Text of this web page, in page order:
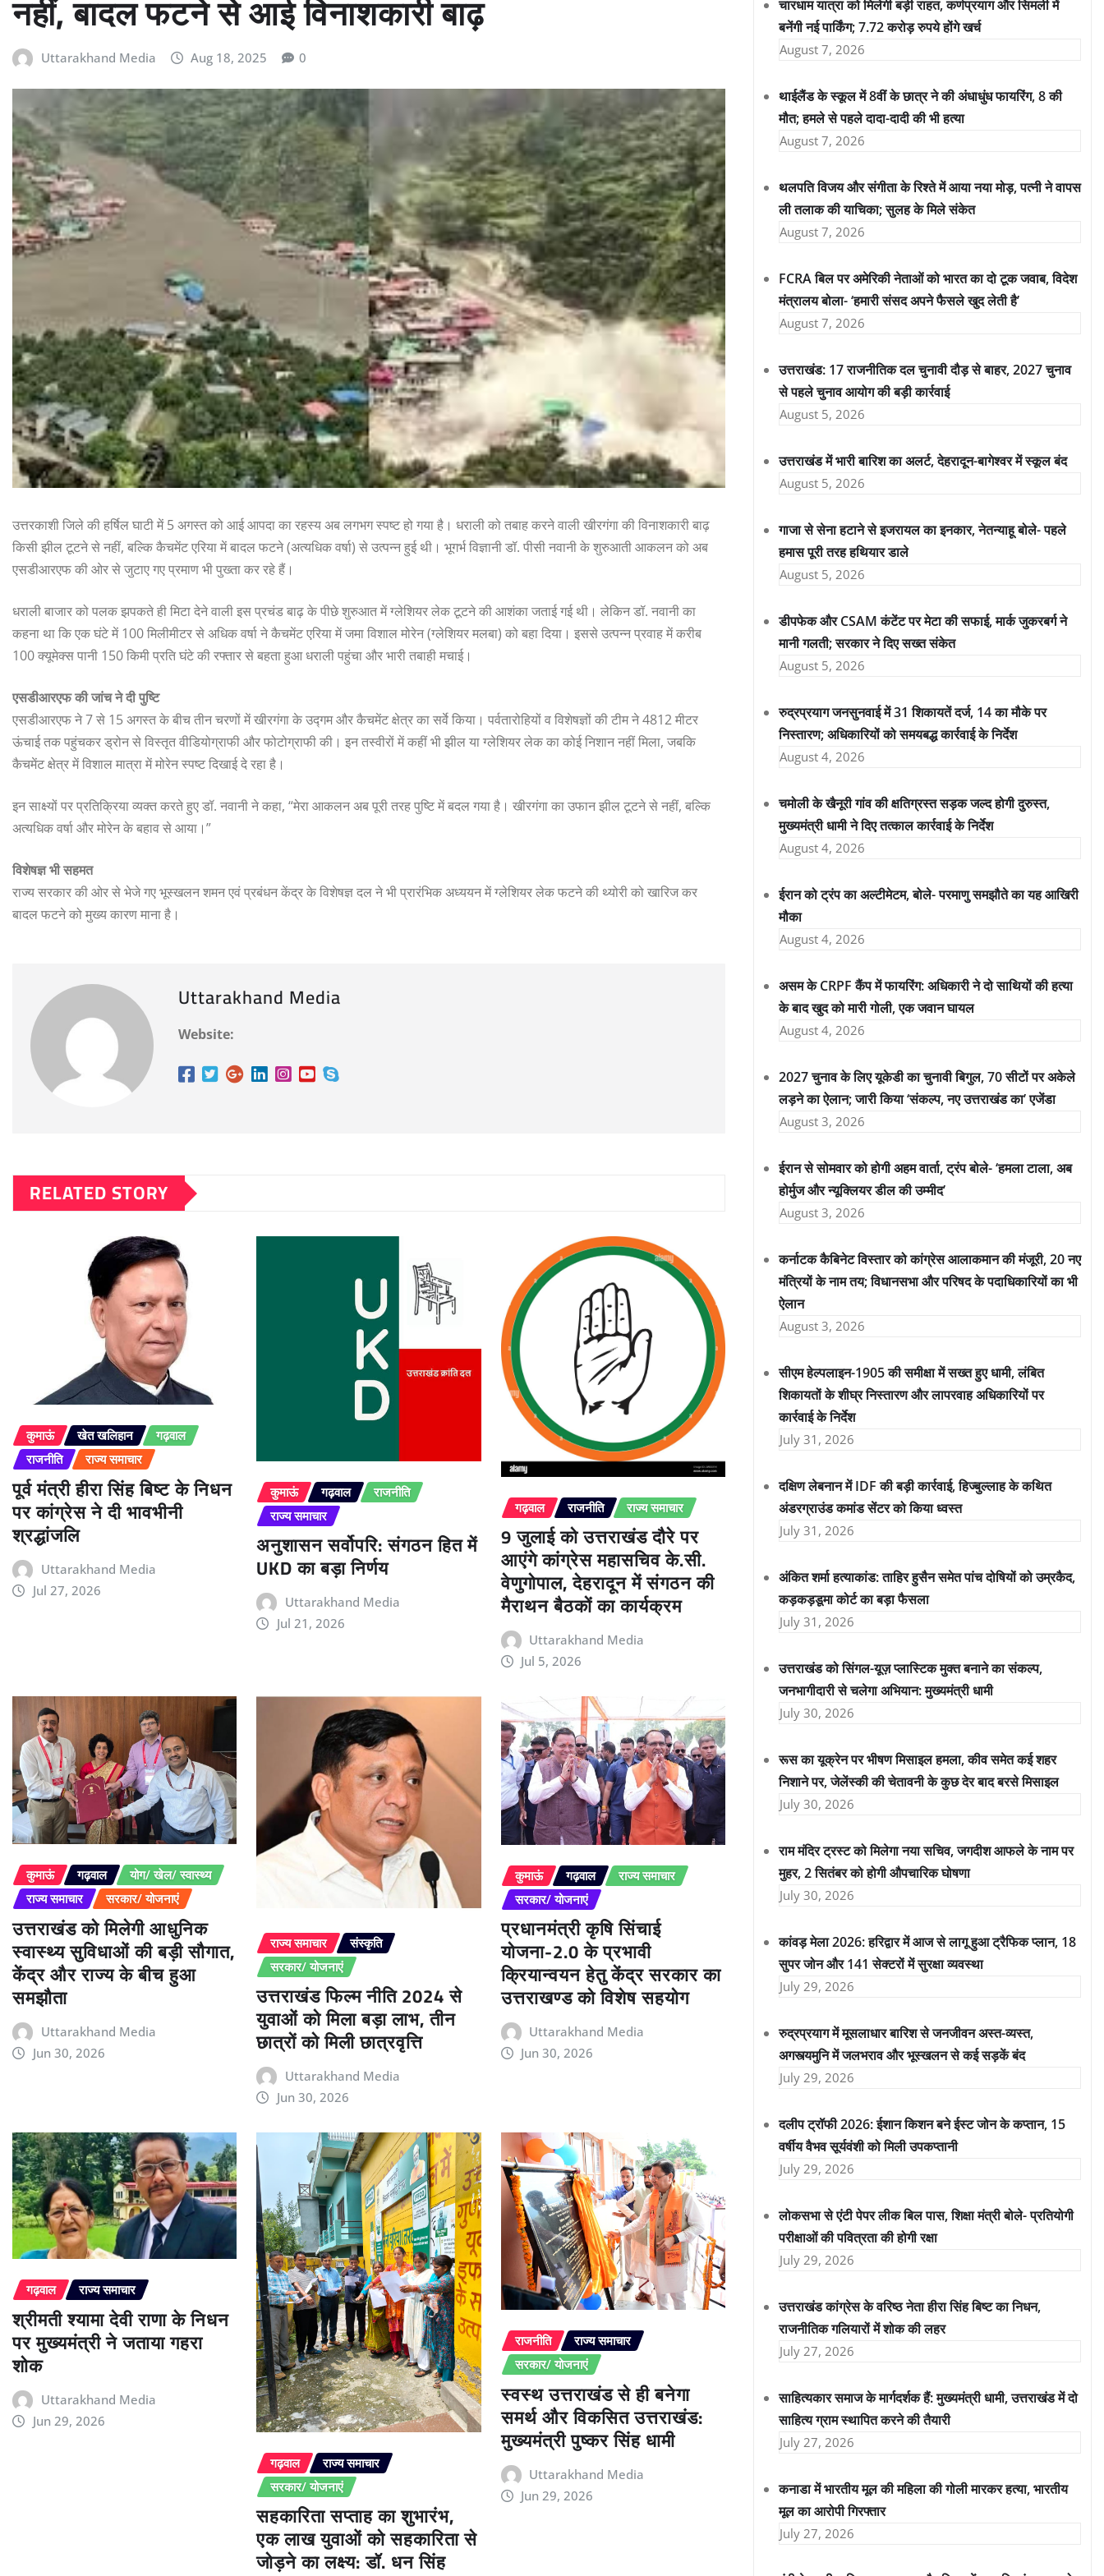
नहीं, बादल फटने से आई विनाशकारी बाढ़
Uttarakhand Media Aug 18, 2025 0
उत्तरकाशी जिले की हर्षिल घाटी में 5 अगस्त को आई आपदा का रहस्य अब लगभग स्पष्ट हो गया है। धराली को तबाह करने वाली खीरगंगा की विनाशकारी बाढ़
किसी झील टूटने से नहीं, बल्कि कैचमेंट एरिया में बादल फटने (अत्यधिक वर्षा) से उत्पन्न हुई थी। भूगर्भ विज्ञानी डॉ. पीसी नवानी के शुरुआती आकलन को अब
एसडीआरएफ की ओर से जुटाए गए प्रमाण भी पुख्ता कर रहे हैं।
धराली बाजार को पलक झपकते ही मिटा देने वाली इस प्रचंड बाढ़ के पीछे शुरुआत में ग्लेशियर लेक टूटने की आशंका जताई गई थी। लेकिन डॉ. नवानी का
कहना था कि एक घंटे में 100 मिलीमीटर से अधिक वर्षा ने कैचमेंट एरिया में जमा विशाल मोरेन (ग्लेशियर मलबा) को बहा दिया। इससे उत्पन्न प्रवाह में करीब
100 क्यूमेक्स पानी 150 किमी प्रति घंटे की रफ्तार से बहता हुआ धराली पहुंचा और भारी तबाही मचाई।
एसडीआरएफ की जांच ने दी पुष्टि
एसडीआरएफ ने 7 से 15 अगस्त के बीच तीन चरणों में खीरगंगा के उद्गम और कैचमेंट क्षेत्र का सर्वे किया। पर्वतारोहियों व विशेषज्ञों की टीम ने 4812 मीटर
ऊंचाई तक पहुंचकर ड्रोन से विस्तृत वीडियोग्राफी और फोटोग्राफी की। इन तस्वीरों में कहीं भी झील या ग्लेशियर लेक का कोई निशान नहीं मिला, जबकि
कैचमेंट क्षेत्र में विशाल मात्रा में मोरेन स्पष्ट दिखाई दे रहा है।
इन साक्ष्यों पर प्रतिक्रिया व्यक्त करते हुए डॉ. नवानी ने कहा, “मेरा आकलन अब पूरी तरह पुष्टि में बदल गया है। खीरगंगा का उफान झील टूटने से नहीं, बल्कि
अत्यधिक वर्षा और मोरेन के बहाव से आया।”
विशेषज्ञ भी सहमत
राज्य सरकार की ओर से भेजे गए भूस्खलन शमन एवं प्रबंधन केंद्र के विशेषज्ञ दल ने भी प्रारंभिक अध्ययन में ग्लेशियर लेक फटने की थ्योरी को खारिज कर
बादल फटने को मुख्य कारण माना है।
Uttarakhand Media
Website:
RELATED STORY
कुमाऊं खेत खलिहान
गढ़वाल
राजनीति
राज्य समाचार
पूर्व मंत्री हीरा सिंह बिष्ट के निधन
पर कांग्रेस ने दी भावभीनी
श्रद्धांजलि
Uttarakhand Media
Jul 27, 2026
कुमाऊं गढ़वाल
राजनीति
राज्य समाचार
अनुशासन सर्वोपरि: संगठन हित में
UKD का बड़ा निर्णय
Uttarakhand Media
Jul 21, 2026
गढ़वाल राजनीति राज्य समाचार
9 जुलाई को उत्तराखंड दौरे पर
आएंगे कांग्रेस महासचिव के.सी.
वेणुगोपाल, देहरादून में संगठन की
मैराथन बैठकों का कार्यक्रम
Uttarakhand Media
Jul 5, 2026
कुमाऊं गढ़वाल
योग/ खेल/ स्वास्थ्य
राज्य समाचार
सरकार/ योजनाएं
उत्तराखंड को मिलेगी आधुनिक
स्वास्थ्य सुविधाओं की बड़ी सौगात,
केंद्र और राज्य के बीच हुआ
समझौता
Uttarakhand Media
Jun 30, 2026
राज्य समाचार
संस्कृति
सरकार/ योजनाएं
उत्तराखंड फिल्म नीति 2024 से
युवाओं को मिला बड़ा लाभ, तीन
छात्रों को मिली छात्रवृत्ति
Uttarakhand Media
Jun 30, 2026
कुमाऊं गढ़वाल
राज्य समाचार
सरकार/ योजनाएं
प्रधानमंत्री कृषि सिंचाई
योजना-2.0 के प्रभावी
क्रियान्वयन हेतु केंद्र सरकार का
उत्तराखण्ड को विशेष सहयोग
Uttarakhand Media
Jun 30, 2026
गढ़वाल राज्य समाचार
श्रीमती श्यामा देवी राणा के निधन
पर मुख्यमंत्री ने जताया गहरा
शोक
Uttarakhand Media
Jun 29, 2026
गढ़वाल
राज्य समाचार
सरकार/ योजनाएं
सहकारिता सप्ताह का शुभारंभ,
एक लाख युवाओं को सहकारिता से
जोड़ने का लक्ष्य: डॉ. धन सिंह
राजनीति
राज्य समाचार
सरकार/ योजनाएं
स्वस्थ उत्तराखंड से ही बनेगा
समर्थ और विकसित उत्तराखंड:
मुख्यमंत्री पुष्कर सिंह धामी
Uttarakhand Media
Jun 29, 2026
चारधाम यात्रा को मिलेगी बड़ी राहत, कर्णप्रयाग और सिमली में
बनेंगी नई पार्किंग; 7.72 करोड़ रुपये होंगे खर्च
August 7, 2026
थाईलैंड के स्कूल में 8वीं के छात्र ने की अंधाधुंध फायरिंग, 8 की
मौत; हमले से पहले दादा-दादी की भी हत्या
August 7, 2026
थलपति विजय और संगीता के रिश्ते में आया नया मोड़, पत्नी ने वापस
ली तलाक की याचिका; सुलह के मिले संकेत
August 7, 2026
FCRA बिल पर अमेरिकी नेताओं को भारत का दो टूक जवाब, विदेश
मंत्रालय बोला- ‘हमारी संसद अपने फैसले खुद लेती है’
August 7, 2026
उत्तराखंड: 17 राजनीतिक दल चुनावी दौड़ से बाहर, 2027 चुनाव
से पहले चुनाव आयोग की बड़ी कार्रवाई
August 5, 2026
उत्तराखंड में भारी बारिश का अलर्ट, देहरादून-बागेश्वर में स्कूल बंद
August 5, 2026
गाजा से सेना हटाने से इजरायल का इनकार, नेतन्याहू बोले- पहले
हमास पूरी तरह हथियार डाले
August 5, 2026
डीपफेक और CSAM कंटेंट पर मेटा की सफाई, मार्क जुकरबर्ग ने
मानी गलती; सरकार ने दिए सख्त संकेत
August 5, 2026
रुद्रप्रयाग जनसुनवाई में 31 शिकायतें दर्ज, 14 का मौके पर
निस्तारण; अधिकारियों को समयबद्ध कार्रवाई के निर्देश
August 4, 2026
चमोली के खैनूरी गांव की क्षतिग्रस्त सड़क जल्द होगी दुरुस्त,
मुख्यमंत्री धामी ने दिए तत्काल कार्रवाई के निर्देश
August 4, 2026
ईरान को ट्रंप का अल्टीमेटम, बोले- परमाणु समझौते का यह आखिरी
मौका
August 4, 2026
असम के CRPF कैंप में फायरिंग: अधिकारी ने दो साथियों की हत्या
के बाद खुद को मारी गोली, एक जवान घायल
August 4, 2026
2027 चुनाव के लिए यूकेडी का चुनावी बिगुल, 70 सीटों पर अकेले
लड़ने का ऐलान; जारी किया ‘संकल्प, नए उत्तराखंड का’ एजेंडा
August 3, 2026
ईरान से सोमवार को होगी अहम वार्ता, ट्रंप बोले- ‘हमला टाला, अब
होर्मुज और न्यूक्लियर डील की उम्मीद’
August 3, 2026
कर्नाटक कैबिनेट विस्तार को कांग्रेस आलाकमान की मंजूरी, 20 नए
मंत्रियों के नाम तय; विधानसभा और परिषद के पदाधिकारियों का भी
ऐलान
August 3, 2026
सीएम हेल्पलाइन-1905 की समीक्षा में सख्त हुए धामी, लंबित
शिकायतों के शीघ्र निस्तारण और लापरवाह अधिकारियों पर
कार्रवाई के निर्देश
July 31, 2026
दक्षिण लेबनान में IDF की बड़ी कार्रवाई, हिज्बुल्लाह के कथित
अंडरग्राउंड कमांड सेंटर को किया ध्वस्त
July 31, 2026
अंकित शर्मा हत्याकांड: ताहिर हुसैन समेत पांच दोषियों को उम्रकैद,
कड़कड़डूमा कोर्ट का बड़ा फैसला
July 31, 2026
उत्तराखंड को सिंगल-यूज़ प्लास्टिक मुक्त बनाने का संकल्प,
जनभागीदारी से चलेगा अभियान: मुख्यमंत्री धामी
July 30, 2026
रूस का यूक्रेन पर भीषण मिसाइल हमला, कीव समेत कई शहर
निशाने पर, जेलेंस्की की चेतावनी के कुछ देर बाद बरसे मिसाइल
July 30, 2026
राम मंदिर ट्रस्ट को मिलेगा नया सचिव, जगदीश आफले के नाम पर
मुहर, 2 सितंबर को होगी औपचारिक घोषणा
July 30, 2026
कांवड़ मेला 2026: हरिद्वार में आज से लागू हुआ ट्रैफिक प्लान, 18
सुपर जोन और 141 सेक्टरों में सुरक्षा व्यवस्था
July 29, 2026
रुद्रप्रयाग में मूसलाधार बारिश से जनजीवन अस्त-व्यस्त,
अगस्त्यमुनि में जलभराव और भूस्खलन से कई सड़कें बंद
July 29, 2026
दलीप ट्रॉफी 2026: ईशान किशन बने ईस्ट जोन के कप्तान, 15
वर्षीय वैभव सूर्यवंशी को मिली उपकप्तानी
July 29, 2026
लोकसभा से एंटी पेपर लीक बिल पास, शिक्षा मंत्री बोले- प्रतियोगी
परीक्षाओं की पवित्रता की होगी रक्षा
July 29, 2026
उत्तराखंड कांग्रेस के वरिष्ठ नेता हीरा सिंह बिष्ट का निधन,
राजनीतिक गलियारों में शोक की लहर
July 27, 2026
साहित्यकार समाज के मार्गदर्शक हैं: मुख्यमंत्री धामी, उत्तराखंड में दो
साहित्य ग्राम स्थापित करने की तैयारी
July 27, 2026
कनाडा में भारतीय मूल की महिला की गोली मारकर हत्या, भारतीय
मूल का आरोपी गिरफ्तार
July 27, 2026